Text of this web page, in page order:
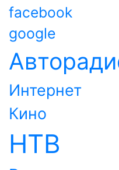
facebook
google
Интернет
Кино
НТВ